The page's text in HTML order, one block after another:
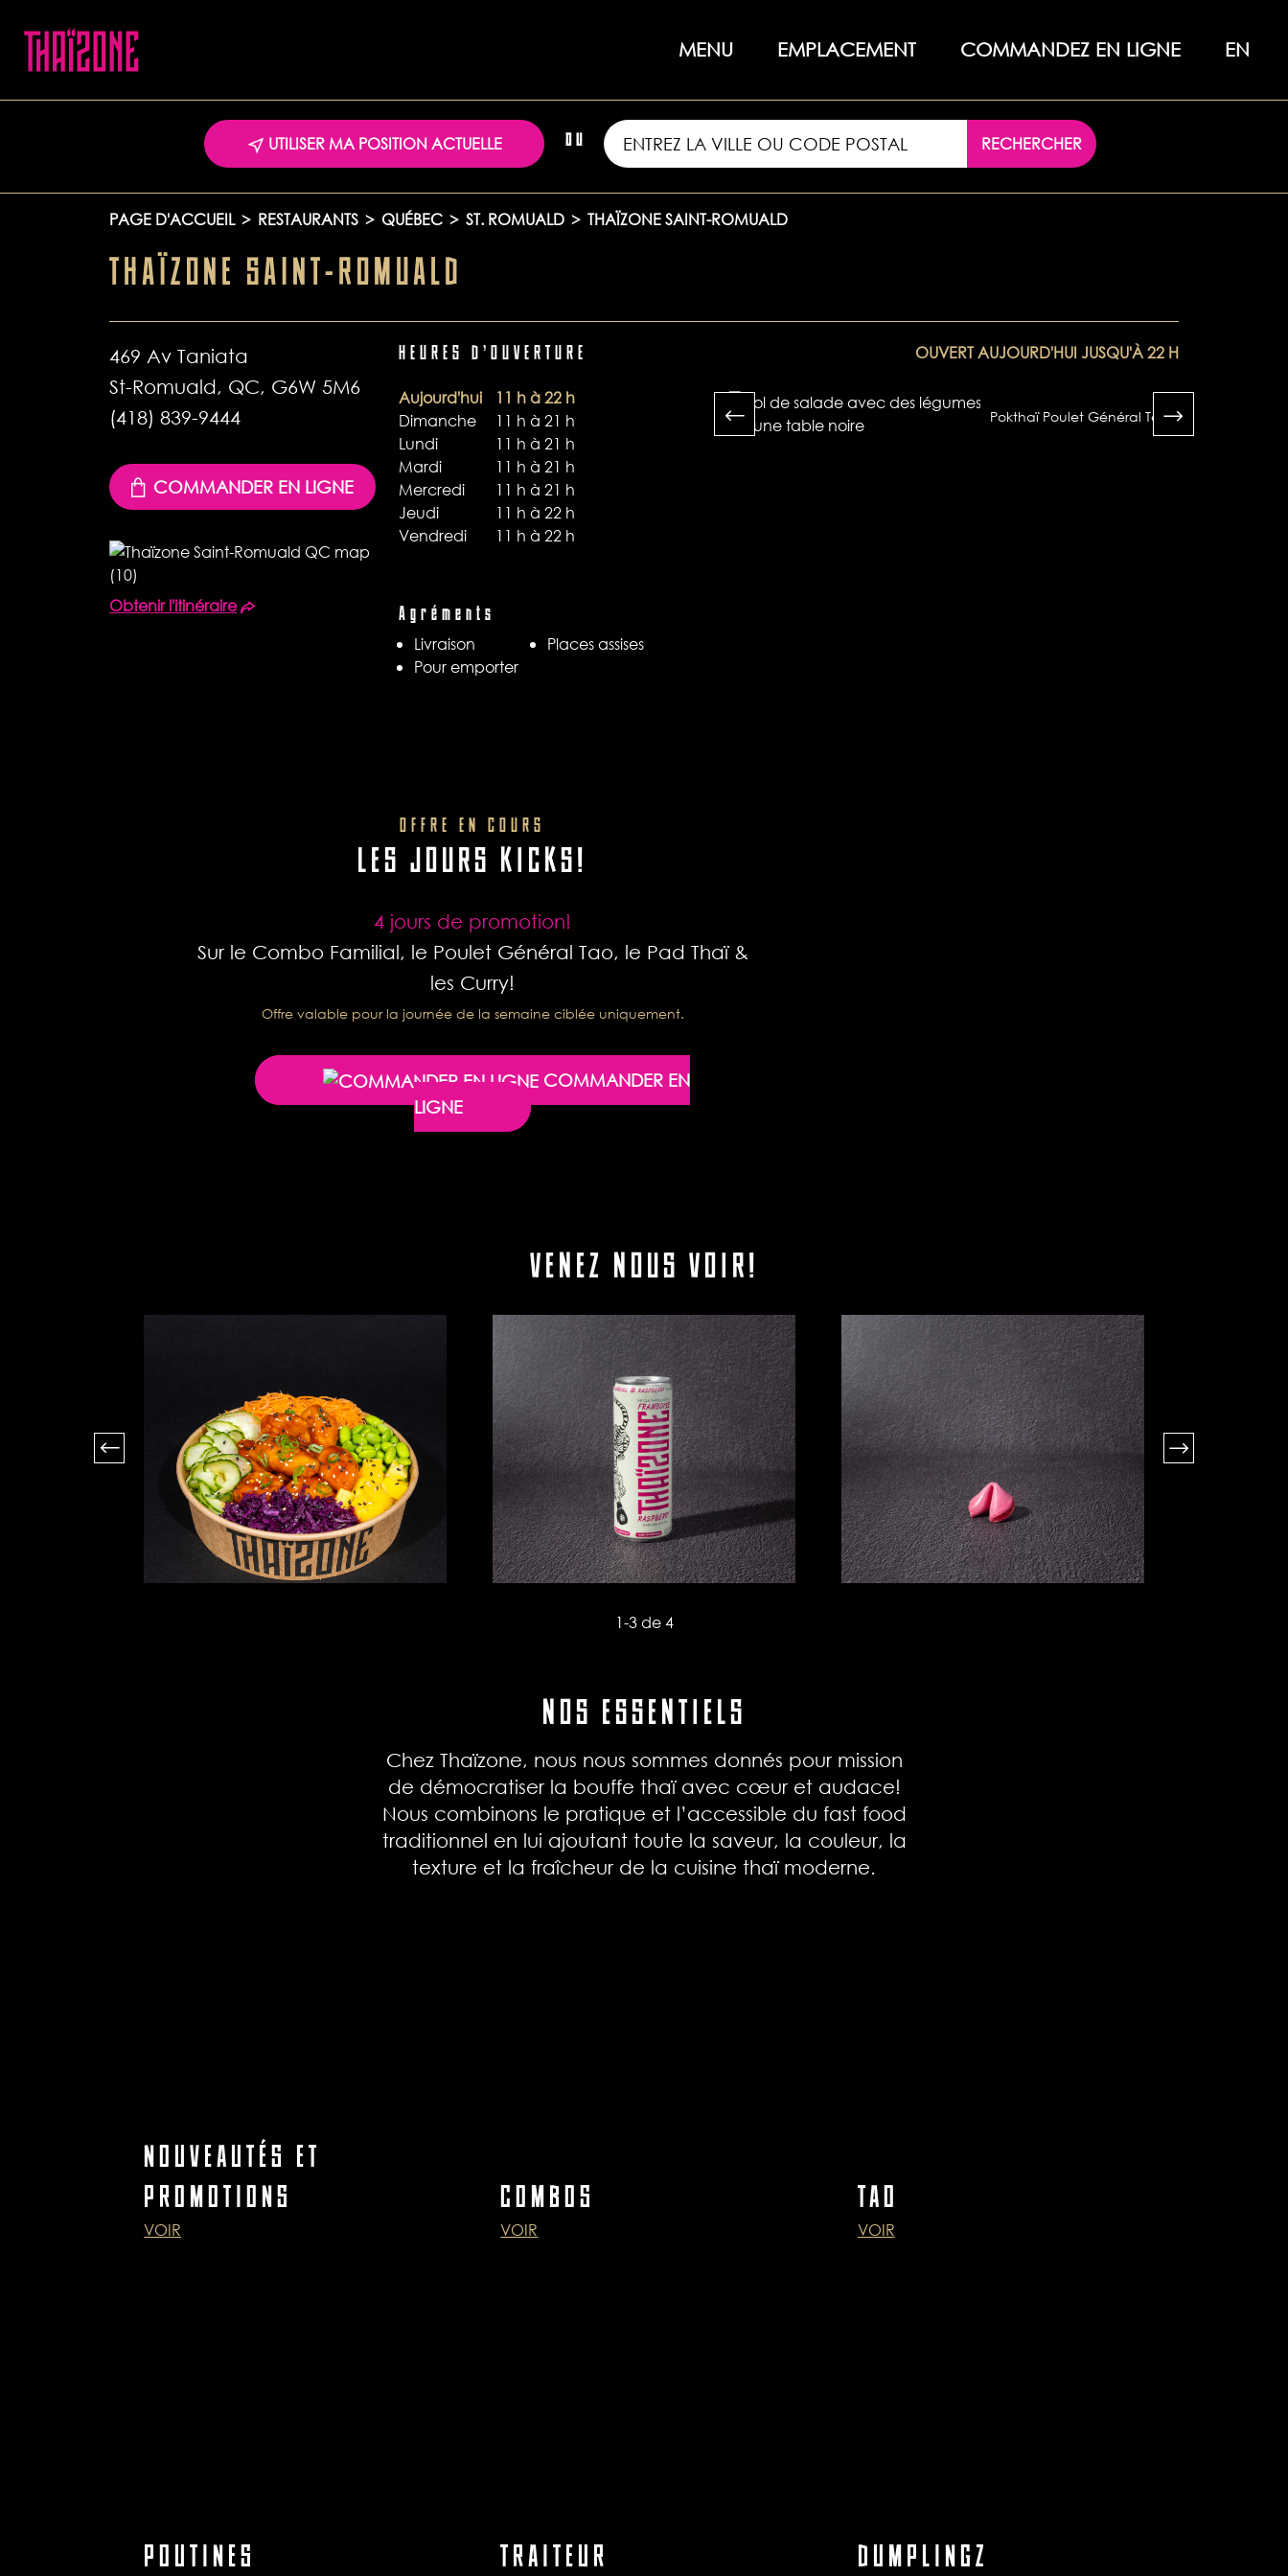
MENU EMPLACEMENT COMMANDEZ EN LIGNE EN
UTILISER MA POSITION ACTUELLE OU RECHERCHER
PAGE D'ACCUEIL > RESTAURANTS > QUÉBEC > ST. ROMUALD > THAÏZONE SAINT-ROMUALD
THAÏZONE SAINT-ROMUALD
469 Av Taniata
St-Romuald, QC, G6W 5M6
(418) 839-9444
COMMANDER EN LIGNE
Obtenir l'itinéraire
HEURES D'OUVERTURE
Aujourd'hui
11 h à 22 h
Dimanche
11 h à 21 h
Lundi
11 h à 21 h
Mardi
11 h à 21 h
Mercredi
11 h à 21 h
Jeudi
11 h à 22 h
Vendredi
11 h à 22 h
Agréments
Livraison​
Pour emporter​
Places assises
OUVERT AUJOURD'HUI JUSQU'À 22 H
Pokthaï Poulet Général Tao
OFFRE EN COURS
LES JOURS KICKS!
4 jours de promotion!
Sur le Combo Familial, le Poulet Général Tao, le Pad Thaï &
les Curry!
Offre valable pour la journée de la semaine ciblée uniquement.
COMMANDER EN
LIGNE
VENEZ NOUS VOIR!
1-3de 4
NOS ESSENTIELS
Chez Thaïzone, nous nous sommes donnés pour mission
de démocratiser la bouffe thaï avec cœur et audace!
Nous combinons le pratique et l’accessible du fast food
traditionnel en lui ajoutant toute la saveur, la couleur, la
texture et la fraîcheur de la cuisine thaï moderne.
NOUVEAUTÉS ET
PROMOTIONS
VOIR
COMBOS
VOIR
TAO
VOIR
POUTINES TRAITEUR DUMPLINGZ